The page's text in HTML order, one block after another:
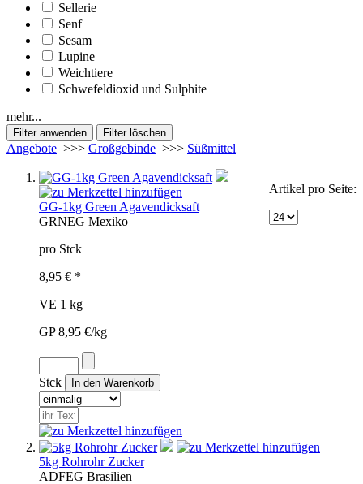
Sellerie
Senf
Sesam
Lupine
Weichtiere
Schwefeldioxid und Sulphite
mehr...
Angebote >>> Großgebinde >>> Süßmittel
Artikel pro Seite:
GG-1kg Green Agavendicksaft
GRNEG Mexiko
pro Stck
8,95 € *
VE 1 kg
GP 8,95 €/kg
Stck
5kg Rohrohr Zucker
ADFEG Brasilien